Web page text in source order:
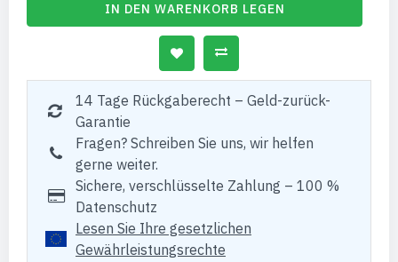
IN DEN WARENKORB LEGEN
14 Tage Rückgaberecht – Geld-zurück-
Garantie
Fragen? Schreiben Sie uns, wir helfen
gerne weiter.
Sichere, verschlüsselte Zahlung – 100 %
Datenschutz
Lesen Sie Ihre gesetzlichen
Gewährleistungsrechte